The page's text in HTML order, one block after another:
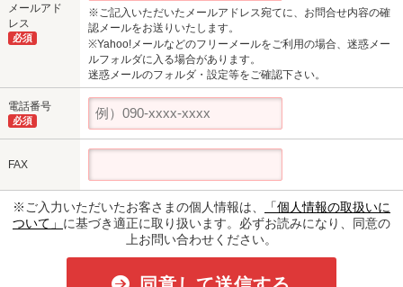
メールアド
レス
必須
※ご記入いただいたメールアドレス宛てに、お問合せ内容の確
認メールをお送りいたします。
※Yahoo!メールなどのフリーメールをご利用の場合、迷惑メー
ルフォルダに入る場合があります。
迷惑メールのフォルダ・設定等をご確認下さい。
電話番号
必須
FAX
※ご入力いただいたお客さまの個人情報は、
「個人情報の取扱いに
ついて」 に基づき適正に取り扱います。必ずお読みになり、同意の
上お問い合わせください。